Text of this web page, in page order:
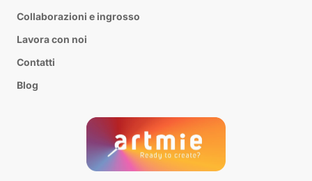
Collaborazioni e ingrosso
Lavora con noi
Contatti
Blog